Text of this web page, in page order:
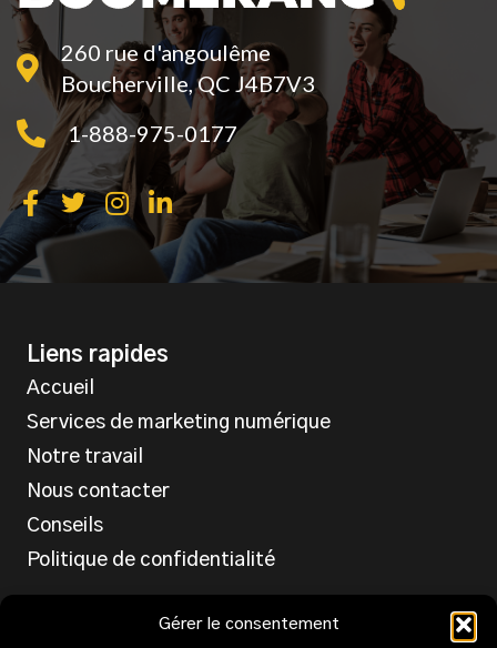
Gérer le consentement
260 rue d'angoulême
Boucherville, QC J4B7V3
1-888-975-0177
Liens rapides
Accueil
Services de marketing numérique
Notre travail
Nous contacter
Conseils
Politique de confidentialité